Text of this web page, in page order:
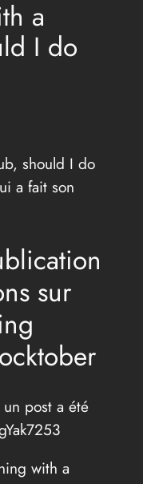
a
I do
should I do
a fait son
sur
post a été
with a